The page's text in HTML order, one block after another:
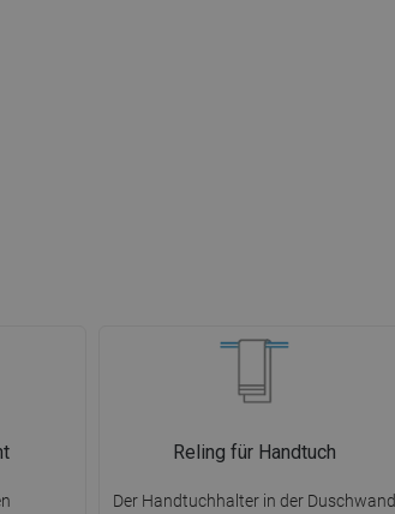
Reling für Handtuch
Der Handtuchhalter in der Duschwand